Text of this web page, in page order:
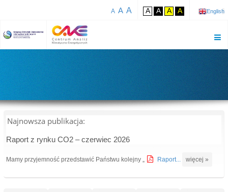
A A A A A A A English
Najnowsza publikacja:
Raport z rynku CO2 – czerwiec 2026
Mamy przyjemność przedstawić Państwu kolejny „ Raport... więcej »